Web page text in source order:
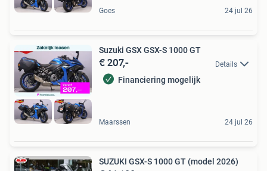
Goes 24 jul 26
Suzuki GSX GSX-S 1000 GT
€ 207,- Details
Financiering mogelijk
Maarssen 24 jul 26
SUZUKI GSX-S 1000 GT (model 2026)